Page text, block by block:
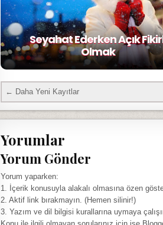
Seyahat Ederken Açık
Olmak
← Daha Yeni Kayıtlar
Yorumlar
Yorum Gönder
Yorum yaparken:
1. İçerik konusuyla alakalı olmasına özen
2. Aktif link bırakmayın. (Hemen silinir!)
3. Yazım ve dil bilgisi kurallarına uymaya